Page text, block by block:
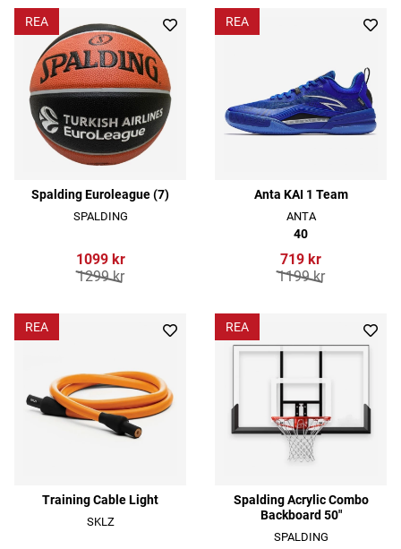
REA
Spalding Euroleague (7)
SPALDING
1099 kr
1299 kr
REA
Anta KAI 1 Team
ANTA
40
719 kr
1199 kr
REA
Training Cable Light
SKLZ
REA
Spalding Acrylic Combo
Backboard 50"
SPALDING